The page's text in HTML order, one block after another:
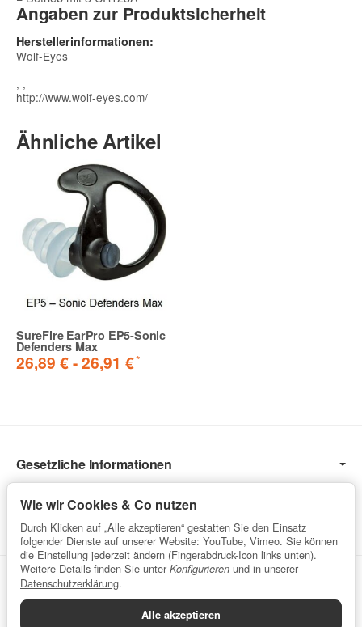
Angaben zur Produktsicherheit
Herstellerinformationen:
Wolf-Eyes
, ,
http://www.wolf-eyes.com/
Ähnliche Artikel
SureFire EarPro EP5-Sonic
Defenders Max
26,89 € -26,91 €*
Gesetzliche Informationen
Service
Vertrag widerrufen
Datenschutzerklärung•Impressum
Wie wir Cookies & Co nutzen
Durch Klicken auf „Alle akzeptieren“ gestatten Sie den Einsatz
folgender Dienste auf unserer Website: YouTube, Vimeo. Sie können
die Einstellung jederzeit ändern (Fingerabdruck-Icon links unten).
Weitere Details finden Sie unter Konfigurieren und in unserer
Datenschutzerklärung.
Alle akzeptieren